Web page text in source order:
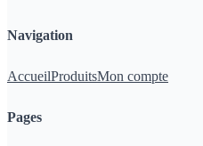
Navigation
AccueilProduitsMon compte
Pages